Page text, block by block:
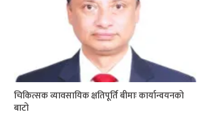
चिकित्सक व्यावसायिक क्षतिपूर्ति बीमाः कार्यान्वयनको
बाटो